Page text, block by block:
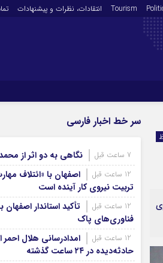
Tourism انتقادات‌، نظرات و پیشنهادات
رمز عبور
مرا به خاطر بسپار
آرشیو ۱۴۰۵
آرشیو ۱۴۰۴
آرشیو ۱۴۰۳
آرشیو ۱۴۰۱
آرشیو ۱۴۰۰
سر خط اخبار فارسی
نگاهی به دو اثر از
اصفهان با «ائتلاف
تربیت نیروی کار آینده است
تأکید استاندار اصفهان
فناوری‌های پاک
حادثه‌دیده در ۲۴ ساعت گذشته